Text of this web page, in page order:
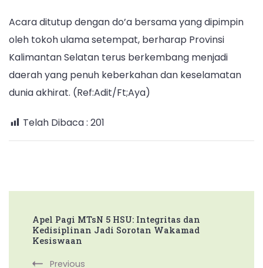
Acara ditutup dengan do’a bersama yang dipimpin
oleh tokoh ulama setempat, berharap Provinsi
Kalimantan Selatan terus berkembang menjadi
daerah yang penuh keberkahan dan keselamatan
dunia akhirat. (Ref:Adit/Ft;Aya)
Telah Dibaca : 201
Navigation
Apel Pagi MTsN 5 HSU: Integritas dan
Kedisiplinan Jadi Sorotan Wakamad
Kesiswaan
Previous